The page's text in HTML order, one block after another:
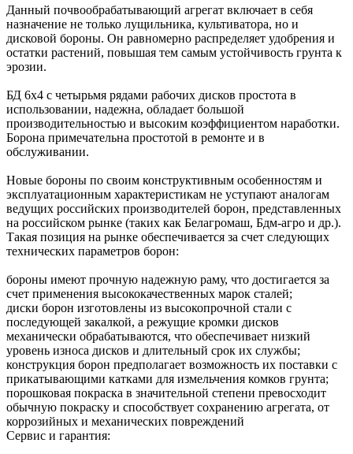
Данный почвообрабатывающий агрегат включает в себя
назначение не только лущильника, культиватора, но и
дисковой бороны. Он равномерно распределяет удобрения и
остатки растений, повышая тем самым устойчивость грунта к
эрозии.
БД 6х4 с четырьмя рядами рабочих дисков простота в
использовании, надежна, обладает большой
производительностью и высоким коэффициентом наработки.
Борона примечательна простотой в ремонте и в
обслуживании.
Новые бороны по своим конструктивным особенностям и
эксплуатационным характеристикам не уступают аналогам
ведущих российских производителей борон, представленных
на российском рынке (таких как Белагромаш, Бдм-агро и др.).
Такая позиция на рынке обеспечивается за счет следующих
технических параметров борон:
бороны имеют прочную надежную раму, что достигается за
счет применения высококачественных марок сталей;
диски борон изготовлены из высокопрочной стали с
последующей закалкой, а режущие кромки дисков
механически обрабатываются, что обеспечивает низкий
уровень износа дисков и длительный срок их службы;
конструкция борон предполагает возможность их поставки с
прикатывающими катками для измельчения комков грунта;
порошковая покраска в значительной степени превосходит
обычную покраску и способствует сохранению агрегата, от
коррозийных и механических повреждений
Сервис и гарантия: